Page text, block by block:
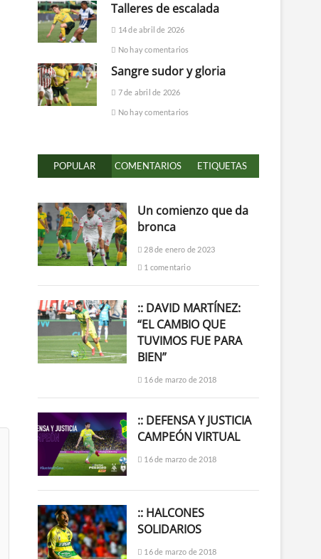
Talleres de escalada
14 de abril de 2026
No hay comentarios
Sangre sudor y gloria
7 de abril de 2026
No hay comentarios
POPULAR COMENTARIOS ETIQUETAS
Un comienzo que da
bronca
28 de enero de 2023
1 comentario
:: DAVID MARTÍNEZ:
“EL CAMBIO QUE
TUVIMOS FUE PARA
BIEN”
16 de marzo de 2018
:: DEFENSA Y JUSTICIA
CAMPEÓN VIRTUAL
16 de marzo de 2018
:: HALCONES
SOLIDARIOS
16 de marzo de 2018